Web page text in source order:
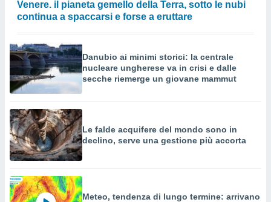
Venere. il pianeta gemello della Terra, sotto le nubi
continua a spaccarsi e forse a eruttare
Danubio ai minimi storici: la centrale
nucleare ungherese va in crisi e dalle
secche riemerge un giovane mammut
Le falde acquifere del mondo sono in
declino, serve una gestione più accorta
Meteo, tendenza di lungo termine: arrivano